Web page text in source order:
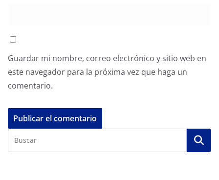
Guardar mi nombre, correo electrónico y sitio web en
este navegador para la próxima vez que haga un
comentario.